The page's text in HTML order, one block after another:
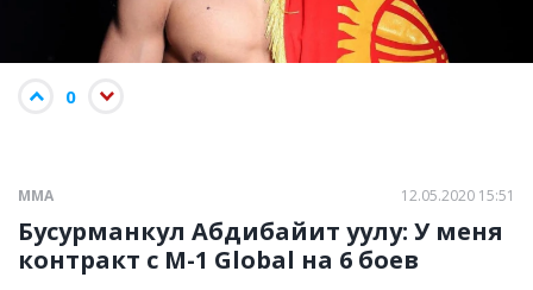
0
ММА 12.05.2020 15:51
Бусурманкул Абдибайит уулу: У меня
контракт с M-1 Global на 6 боев